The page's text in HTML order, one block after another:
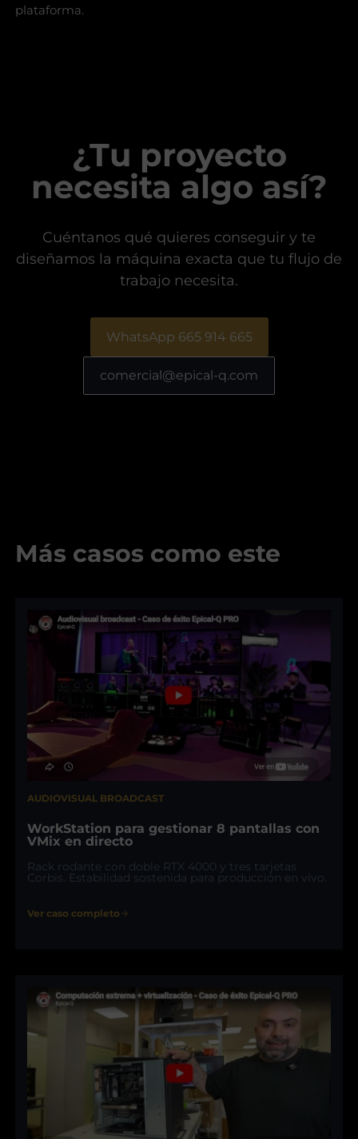
plataforma.
¿Tu proyecto
necesita algo así?
Cuéntanos qué quieres conseguir y te
diseñamos la máquina exacta que tu flujo de
trabajo necesita.
WhatsApp 665 914 665
comercial@epical-q.com
Más casos como este
AUDIOVISUAL BROADCAST
WorkStation para gestionar 8 pantallas con
VMix en directo
Rack rodante con doble RTX 4000 y tres tarjetas
Corbis. Estabilidad sostenida para producción en vivo.
Ver caso completo